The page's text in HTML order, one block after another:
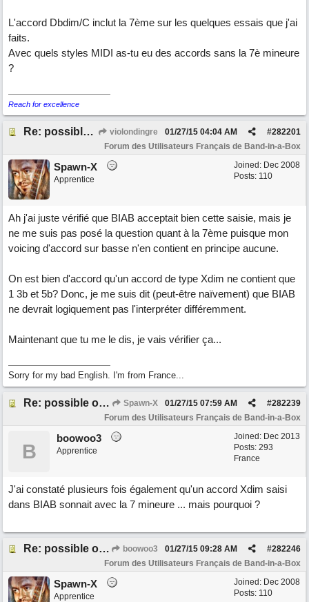
L'accord Dbdim/C inclut la 7ème sur les quelques essais que j'ai
faits.
Avec quels styles MIDI as-tu eu des accords sans la 7è mineure
?
Reach for excellence
Re: possible ou non ? "T 3 5 9b" violondingre #282201
01/27/15 04:04 AM
Forum des Utilisateurs Français de Band-in-a-Box
Joined: Dec 2008
Posts: 110
Spawn-X
Apprentice
Ah j'ai juste vérifié que BIAB acceptait bien cette saisie, mais je
ne me suis pas posé la question quant à la 7ème puisque mon
voicing d'accord sur basse n'en contient en principe aucune.
On est bien d'accord qu'un accord de type Xdim ne contient que
1 3b et 5b? Donc, je me suis dit (peut-être naïvement) que BIAB
ne devrait logiquement pas l'interpréter différemment.
Maintenant que tu me le dis, je vais vérifier ça...
Sorry for my bad English. I'm from France...
Re: possible ou non ? "T 3 5 9b" Spawn-X #282239
01/27/15 07:59 AM
Forum des Utilisateurs Français de Band-in-a-Box
Joined: Dec 2013
Posts: 293
France
B
boowoo3
Apprentice
J'ai constaté plusieurs fois également qu'un accord Xdim saisi
dans BIAB sonnait avec la 7 mineure ... mais pourquoi ?
Re: possible ou non ? "T 3 5 9b" boowoo3 #282246
01/27/15 09:28 AM
Forum des Utilisateurs Français de Band-in-a-Box
Joined: Dec 2008
Posts: 110
Spawn-X
Apprentice